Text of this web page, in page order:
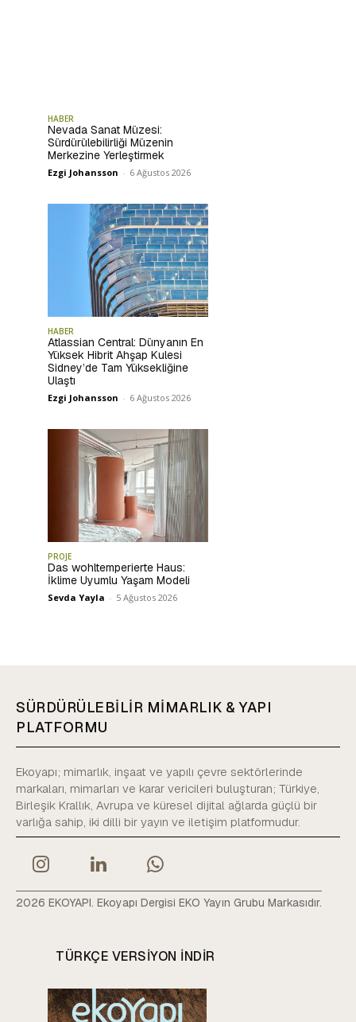
HABER
Nevada Sanat Müzesi:
Sürdürülebilirliği Müzenin
Merkezine Yerleştirmek
Ezgi Johansson - 6 Ağustos 2026
HABER
Atlassian Central: Dünyanın En
Yüksek Hibrit Ahşap Kulesi
Sidney’de Tam Yüksekliğine
Ulaştı
Ezgi Johansson - 6 Ağustos 2026
PROJE
Das wohltemperierte Haus:
İklime Uyumlu Yaşam Modeli
Sevda Yayla - 5 Ağustos 2026
SÜRDÜRÜLEBİLİR MİMARLIK & YAPI
PLATFORMU
Ekoyapı; mimarlık, inşaat ve yapılı çevre sektörlerinde
markaları, mimarları ve karar vericileri buluşturan; Türkiye,
Birleşik Krallık, Avrupa ve küresel dijital ağlarda güçlü bir
varlığa sahip, iki dilli bir yayın ve iletişim platformudur.
2026 EKOYAPI. Ekoyapı Dergisi EKO Yayın Grubu Markasıdır.
TÜRKÇE VERSIYON INDIR